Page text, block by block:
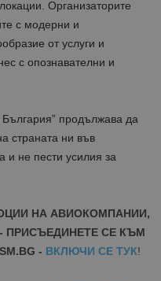
ации. Организаторите
с модерни и
от услуги и
с опознавателни и
продължава да
страната ни във
и не пести усилия за
НА АВИОКОМПАНИИ,
ПРИСЪЕДИНЕТЕ СЕ КЪМ
- ВКЛЮЧИ СЕ ТУК!